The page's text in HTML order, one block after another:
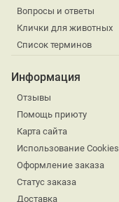
Вопросы и ответы
Клички для животных
Список терминов
Информация
Отзывы
Помощь приюту
Карта сайта
Использование Cookies
Оформление заказа
Статус заказа
Доставка